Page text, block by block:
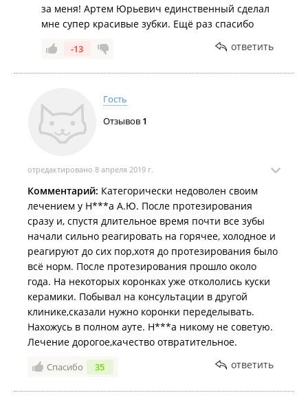
за меня! Артем Юрьевич единственный сделал
мне супер красивые зубки. Ещё раз спасибо
-13 ответить
Гость
Отзывов 1
отредактировано 8 апреля 2019 г.
Комментарий: Категорически недоволен своим
лечением у Н***а А.Ю. После протезирования
сразу и, спустя длительное время почти все зубы
начали сильно реагировать на горячее, холодное и
реагируют до сих пор,хотя до протезирования было
всё норм. После протезирования прошло около
года. На некоторых коронках уже откололись куски
керамики. Побывал на консультации в другой
клинике,сказали нужно коронки переделывать.
Нахожусь в полном ауте. Н***а никому не советую.
Лечение дорогое,качество отвратительное.
Спасибо 35 ответить